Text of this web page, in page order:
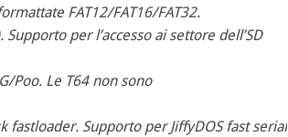
FAT12/FAT16/FAT32.
per l’accesso ai settore dell’SD
Poo. Le T64 non sono
fastloader. Supporto per JiffyDOS fast serial